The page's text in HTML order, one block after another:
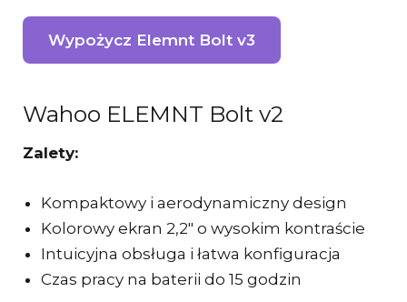
Wypożycz Elemnt Bolt v3
Wahoo ELEMNT Bolt v2
Zalety:
Kompaktowy i aerodynamiczny design
Kolorowy ekran 2,2″ o wysokim kontraście
Intuicyjna obsługa i łatwa konfiguracja
Czas pracy na baterii do 15 godzin